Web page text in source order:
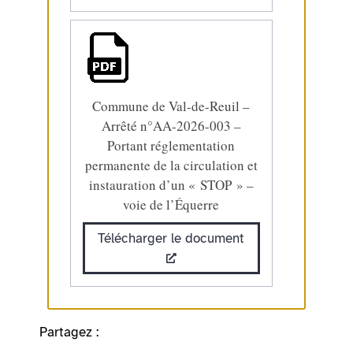
Commune de Val-de-Reuil –
Arrêté n°AA-2026-003 –
Portant réglementation
permanente de la circulation et
instauration d’un « STOP » –
voie de l’Équerre
Télécharger le document
Partagez :